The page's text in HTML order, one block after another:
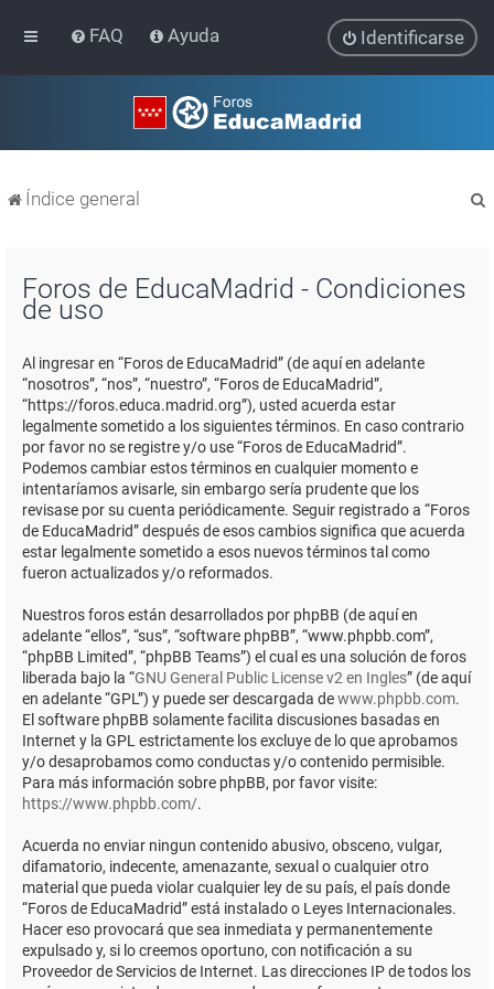
FAQ Ayuda Identificarse
Índice general
Foros de EducaMadrid - Condiciones
de uso
Al ingresar en “Foros de EducaMadrid” (de aquí en adelante
“nosotros”, “nos”, “nuestro”, “Foros de EducaMadrid”,
“https://foros.educa.madrid.org”), usted acuerda estar
legalmente sometido a los siguientes términos. En caso contrario
por favor no se registre y/o use “Foros de EducaMadrid”.
Podemos cambiar estos términos en cualquier momento e
intentaríamos avisarle, sin embargo sería prudente que los
revisase por su cuenta periódicamente. Seguir registrado a “Foros
de EducaMadrid” después de esos cambios significa que acuerda
estar legalmente sometido a esos nuevos términos tal como
fueron actualizados y/o reformados.
Nuestros foros están desarrollados por phpBB (de aquí en
adelante “ellos”, “sus”, “software phpBB”, “www.phpbb.com”,
“phpBB Limited”, “phpBB Teams”) el cual es una solución de foros
liberada bajo la “GNU General Public License v2 en Ingles” (de aquí
en adelante “GPL”) y puede ser descargada dewww.phpbb.com.
El software phpBB solamente facilita discusiones basadas en
Internet y la GPL estrictamente los excluye de lo que aprobamos
y/o desaprobamos como conductas y/o contenido permisible.
Para más información sobre phpBB, por favor visite:
https://www.phpbb.com/.
Acuerda no enviar ningun contenido abusivo, obsceno, vulgar,
difamatorio, indecente, amenazante, sexual o cualquier otro
material que pueda violar cualquier ley de su país, el país donde
“Foros de EducaMadrid” está instalado o Leyes Internacionales.
Hacer eso provocará que sea inmediata y permanentemente
expulsado y, si lo creemos oportuno, con notificación a su
Proveedor de Servicios de Internet. Las direcciones IP de todos los